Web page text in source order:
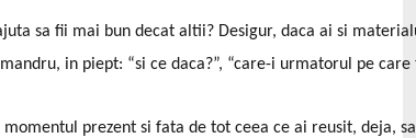
sa fii mai bun decat altii? Desigur, daca ai si
in piept: “si ce daca?”, “care-i urmatorul pe care
prezent si fata de tot ceea ce ai reusit, deja,